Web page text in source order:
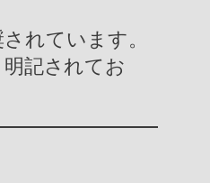
れています。
記されてお